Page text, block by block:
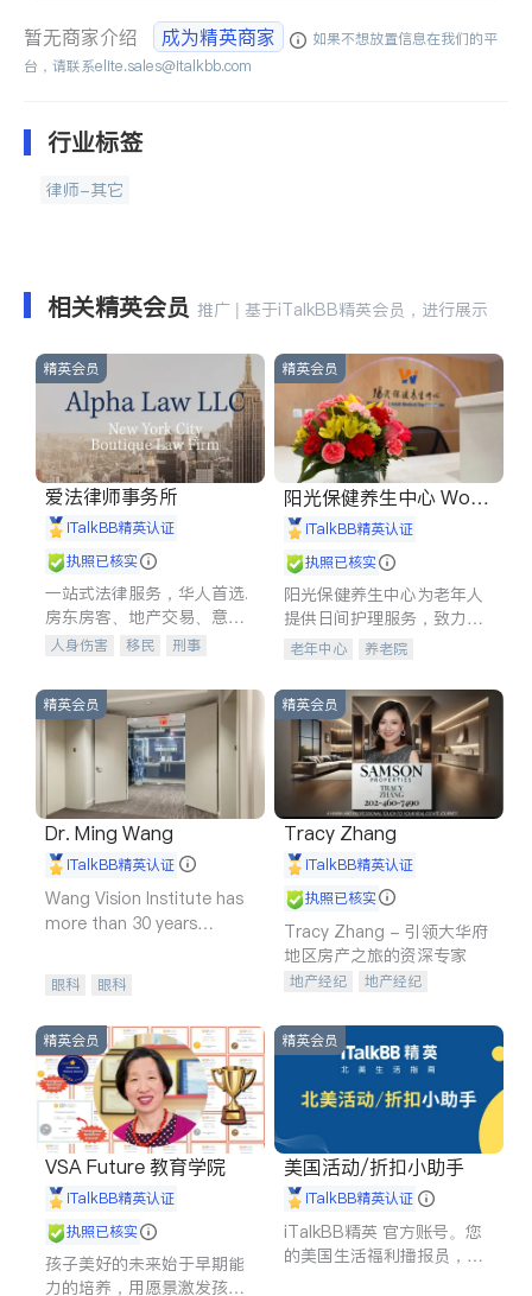
暂无商家介绍 成为精英商家
如果不想放置信息在我们的平
台，请联系elite.sales@italkbb.com
行业标签
律师-其它
相关精英会员 推广 | 基于iTalkBB精英会员，进行展示
精英会员
爱法律师事务所
iTalkBB精英认证
执照已核实
一站式法律服务，华人首选.
房东房客、地产交易、意外
伤害、车祸重伤、商业诉
建筑合同、刑事案件全包办
人身伤害 移民
刑事
信托/遗嘱
商业
商标注册
索赔
律师-其它
精英会员
阳光保健养生中心 World
shine
iTalkBB精英认证
执照已核实
阳光保健养生中心为老年人
提供日间护理服务，致力于
通过持续的护理创新来有效
老年中心 养老院
精英会员
Dr. Ming Wang
iTalkBB精英认证
Wang Vision Institute has
more than 30 years
眼科 眼科
精英会员
Tracy Zhang
iTalkBB精英认证
执照已核实
Tracy Zhang - 引领大华府
地区房产之旅的资深专家
地产经纪
地产经纪
商铺租售
精英会员
VSA Future 教育学院
iTalkBB精英认证
执照已核实
孩子美好的未来始于早期能
力的培养，用愿景激发孩子
精英会员
美国活动/折扣小助手
iTalkBB精英认证
iTalkBB精英 官方账号。您
的美国生活福利播报员，精